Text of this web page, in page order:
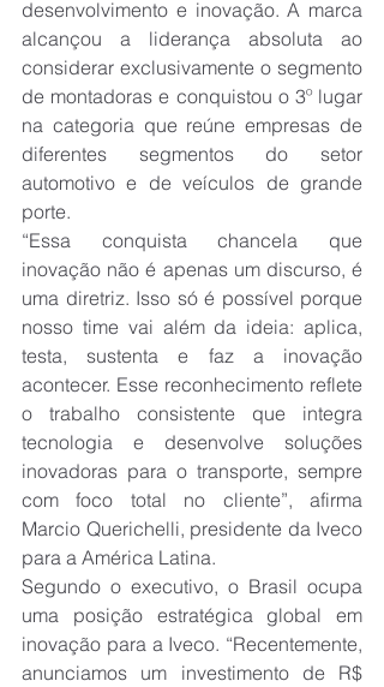
desenvolvimento e inovação. A marca
alcançou a liderança absoluta ao
considerar exclusivamente o segmento
de montadoras e conquistou o 3º lugar
na categoria que reúne empresas de
diferentes segmentos do setor
automotivo e de veículos de grande
porte.
“Essa conquista chancela que
inovação não é apenas um discurso, é
uma diretriz. Isso só é possível porque
nosso time vai além da ideia: aplica,
testa, sustenta e faz a inovação
acontecer. Esse reconhecimento reflete
o trabalho consistente que integra
tecnologia e desenvolve soluções
inovadoras para o transporte, sempre
com foco total no cliente”, afirma
Marcio Querichelli, presidente da Iveco
para a América Latina.
Segundo o executivo, o Brasil ocupa
uma posição estratégica global em
inovação para a Iveco. “Recentemente,
anunciamos um investimento de R$